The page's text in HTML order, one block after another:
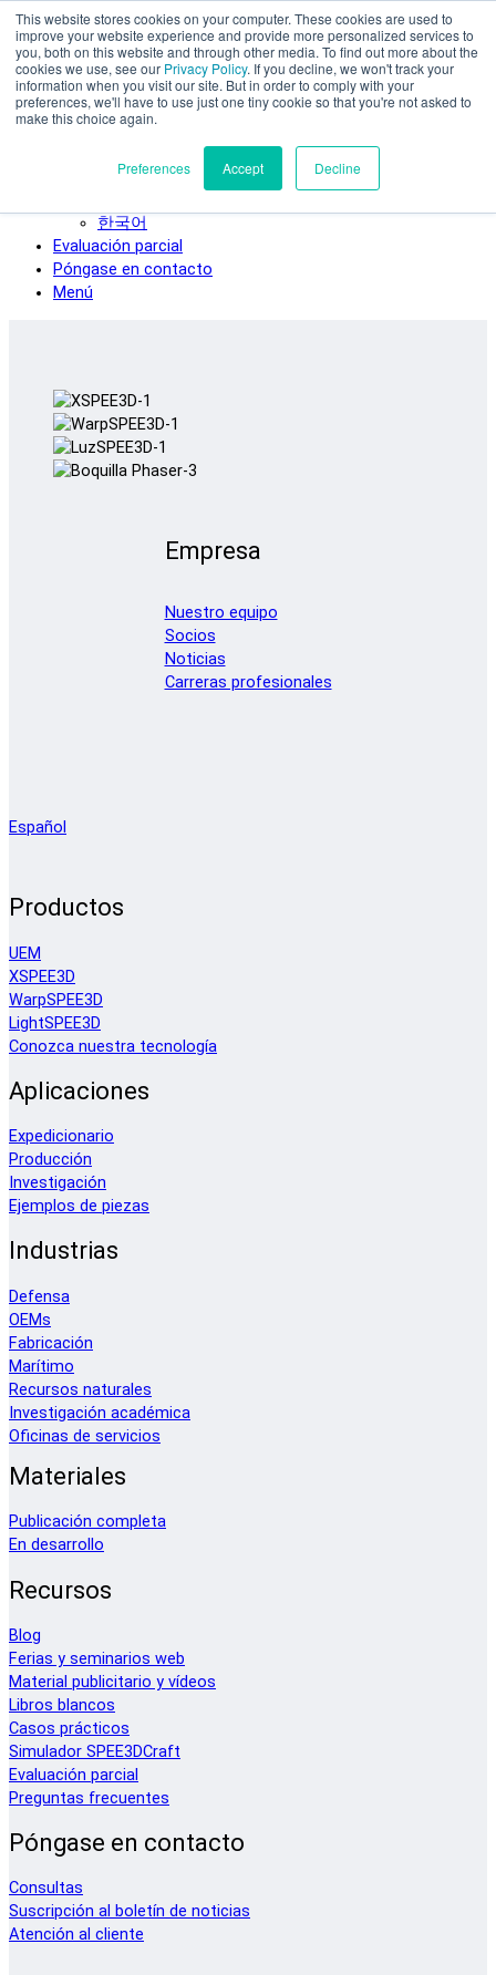
This website stores cookies on your computer. These cookies are used to
improve your website experience and provide more personalized services to
you, both on this website and through other media. To find out more about the
cookies we use, see our Privacy Policy. If you decline, we won't track your
information when you visit our site. But in order to comply with your
preferences, we'll have to use just one tiny cookie so that you're not asked to
make this choice again.
Preferences Accept Decline
Ir al contenido principal
SPEE3D
Español
English
Deutsch
Italiano
한국어
Evaluación parcial
Póngase en contacto
Menú
Empresa
Nuestro equipo
Socios
Noticias
Carreras profesionales
Español
Productos
UEM
XSPEE3D
WarpSPEE3D
LightSPEE3D
Conozca nuestra tecnología
Aplicaciones
Expedicionario
Producción
Investigación
Ejemplos de piezas
Industrias
Defensa
OEMs
Fabricación
Marítimo
Recursos naturales
Investigación académica
Oficinas de servicios
Materiales
Publicación completa
En desarrollo
Recursos
Blog
Ferias y seminarios web
Material publicitario y vídeos
Libros blancos
Casos prácticos
Simulador SPEE3DCraft
Evaluación parcial
Preguntas frecuentes
Póngase en contacto
Consultas
Suscripción al boletín de noticias
Atención al cliente